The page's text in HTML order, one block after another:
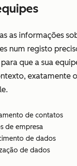
as informações
num registo
que a sua
exatamente
de contatos
de empresa
de dados
de dados